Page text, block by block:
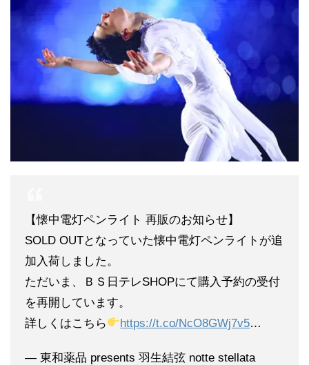
【懐中電灯ペンライト 再販のお知らせ】
SOLD OUTとなっていた懐中電灯ペンライトが追
加入荷しました。
ただいま、ＢＳ日テレSHOPにて購入予約の受付
を再開しています。
詳しくはこちら
https://t.co/NcO8GWj7v5…
— 東和薬品 presents 羽生結弦 notte stellata